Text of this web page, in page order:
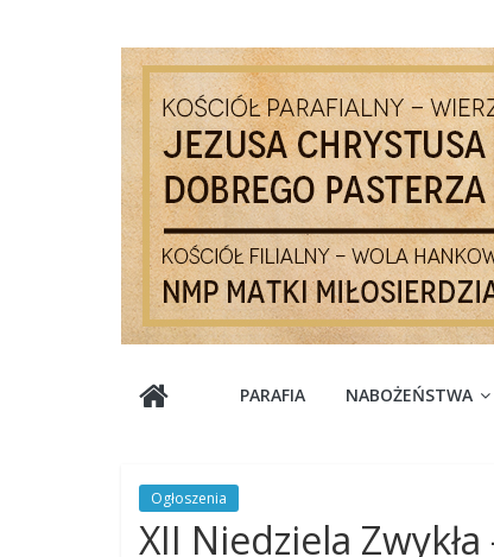
content
Parafia
Chrystusa
PARAFIA NABOŻEŃSTWA
Ogłoszenia
XII Niedziela